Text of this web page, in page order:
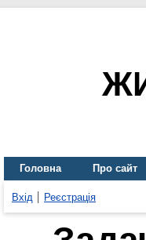
Головна Про сайт
Вхід Реєстрація